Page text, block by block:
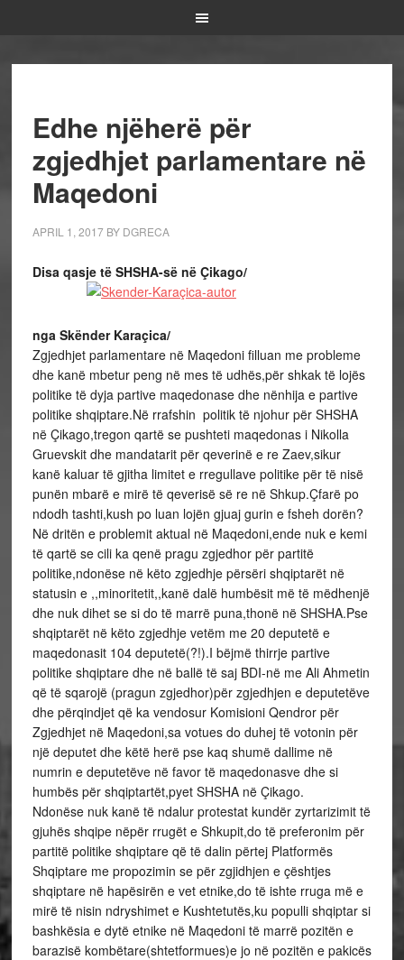
Edhe njëherë për
zgjedhjet parlamentare në
Maqedoni
APRIL 1, 2017BY DGRECA
Disa qasje të SHSHA-së në Çikago/
nga Skënder Karaçica/
Zgjedhjet parlamentare në Maqedoni filluan me probleme
dhe kanë mbetur peng në mes të udhës,për shkak të lojës
politike të dyja partive maqedonase dhe nënhija e partive
politike shqiptare.Në rrafshin politik të njohur për SHSHA
në Çikago,tregon qartë se pushteti maqedonas i Nikolla
Gruevskit dhe mandatarit për qeverinë e re Zaev,sikur
kanë kaluar të gjitha limitet e rregullave politike për të nisë
punën mbarë e mirë të qeverisë së re në Shkup.Çfarë po
ndodh tashti,kush po luan lojën gjuaj gurin e fsheh dorën?
Në dritën e problemit aktual në Maqedoni,ende nuk e kemi
të qartë se cili ka qenë pragu zgjedhor për partitë
politike,ndonëse në këto zgjedhje përsëri shqiptarët në
statusin e ,,minoritetit,,kanë dalë humbësit më të mëdhenjë
dhe nuk dihet se si do të marrë puna,thonë në SHSHA.Pse
shqiptarët në këto zgjedhje vetëm me 20 deputetë e
maqedonasit 104 deputetë(?!).I bëjmë thirrje partive
politike shqiptare dhe në ballë të saj BDI-në me Ali Ahmetin
që të sqarojë (pragun zgjedhor)për zgjedhjen e deputetëve
dhe përqindjet që ka vendosur Komisioni Qendror për
Zgjedhjet në Maqedoni,sa votues do duhej të votonin për
një deputet dhe këtë herë pse kaq shumë dallime në
numrin e deputetëve në favor të maqedonasve dhe si
humbës për shqiptartët,pyet SHSHA në Çikago.
Ndonëse nuk kanë të ndalur protestat kundër zyrtarizimit të
gjuhës shqipe nëpër rrugët e Shkupit,do të preferonim për
partitë politike shqiptare që të dalin përtej Platformës
Shqiptare me propozimin se për zgjidhjen e çështjes
shqiptare në hapësirën e vet etnike,do të ishte rruga më e
mirë të nisin ndryshimet e Kushtetutës,ku populli shqiptar si
bashkësia e dytë etnike në Maqedoni të marrë pozitën e
barazisë kombëtare(shtetformues)e jo në pozitën e pakicës